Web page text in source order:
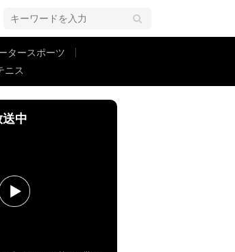
タースポーツ
ニス
「アダメスとニコ谷」塁上“笑撃”のひと幕が話題に
中